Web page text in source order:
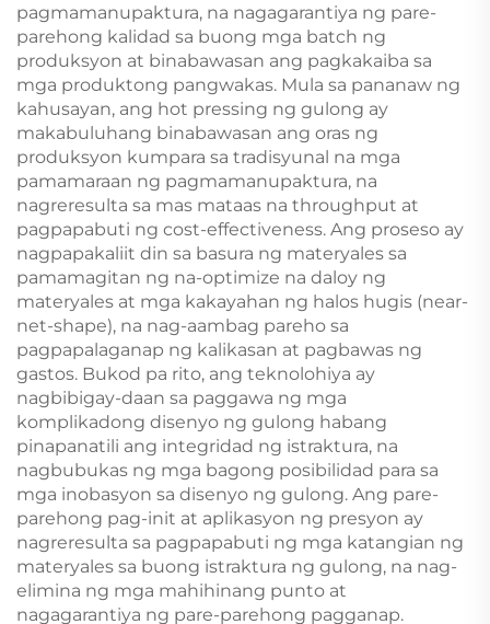
pagmamanupaktura, na nagagarantiya ng pare-
parehong kalidad sa buong mga batch ng
produksyon at binabawasan ang pagkakaiba sa
mga produktong pangwakas. Mula sa pananaw ng
kahusayan, ang hot pressing ng gulong ay
makabuluhang binabawasan ang oras ng
produksyon kumpara sa tradisyunal na mga
pamamaraan ng pagmamanupaktura, na
nagreresulta sa mas mataas na throughput at
pagpapabuti ng cost-effectiveness. Ang proseso ay
nagpapakaliit din sa basura ng materyales sa
pamamagitan ng na-optimize na daloy ng
materyales at mga kakayahan ng halos hugis (near-
net-shape), na nag-aambag pareho sa
pagpapalaganap ng kalikasan at pagbawas ng
gastos. Bukod pa rito, ang teknolohiya ay
nagbibigay-daan sa paggawa ng mga
komplikadong disenyo ng gulong habang
pinapanatili ang integridad ng istraktura, na
nagbubukas ng mga bagong posibilidad para sa
mga inobasyon sa disenyo ng gulong. Ang pare-
parehong pag-init at aplikasyon ng presyon ay
nagreresulta sa pagpapabuti ng mga katangian ng
materyales sa buong istraktura ng gulong, na nag-
elimina ng mga mahihinang punto at
nagagarantiya ng pare-parehong pagganap.